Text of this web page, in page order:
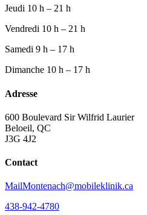
Jeudi 10 h – 21 h
Vendredi 10 h – 21 h
Samedi 9 h – 17 h
Dimanche 10 h – 17 h
Adresse
600 Boulevard Sir Wilfrid Laurier
Beloeil, QC
J3G 4J2
Contact
MailMontenach@mobileklinik.ca
438-942-4780